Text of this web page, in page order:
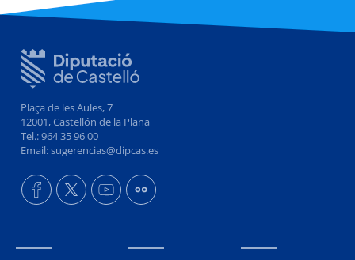
Plaça de les Aules, 7
12001, Castellón de la Plana
Tel.: 964 35 96 00
Email: sugerencias@dipcas.es